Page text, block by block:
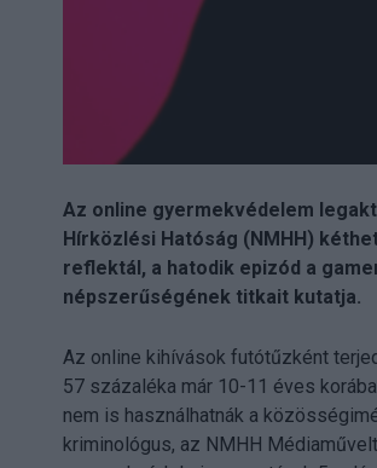
Az online gyermekvédelem
Hírközlési Hatóság (NMHH)
reflektál, a hatodik epizód a
népszerűségének titkait kutatja.
Az online kihívások futótűzként
57 százaléka már 10-11 éves
nem is használhatnák a
kriminológus, az NMHH